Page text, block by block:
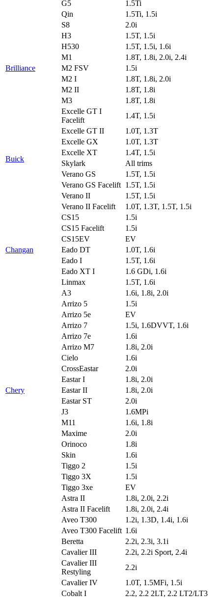
G5
1.5Ti
Qin
1.5Ti, 1.5i
S8
2.0i
Brilliance
H3
1.5T, 1.5i
H530
1.5T, 1.5i, 1.6i
M1
1.8T, 1.8i, 2.0i, 2.4i
M2 FSV
1.5i
M2 I
1.8T, 1.8i, 2.0i
M2 II
1.8T, 1.8i
M3
1.8T, 1.8i
Buick
Excelle GT I
Facelift
1.4T, 1.5i
Excelle GT II
1.0T, 1.3T
Excelle GX
1.0T, 1.3T
Excelle XT
1.4T, 1.5i
Skylark
All trims
Verano GS
1.5T, 1.5i
Verano GS Facelift 1.5T, 1.5i
Verano II
1.5T, 1.5i
Verano II Facelift
1.0T, 1.3T, 1.5T, 1.5i
Changan
CS15
1.5i
CS15 Facelift
1.5i
CS15EV
EV
Eado DT
1.0T, 1.6i
Eado I
1.5T, 1.6i
Eado XT I
1.6 GDi, 1.6i
Linmax
1.5T, 1.6i
Chery
A3
1.6i, 1.8i, 2.0i
Arrizo 5
1.5i
Arrizo 5e
EV
Arrizo 7
1.5i, 1.6DVVT, 1.6i
Arrizo 7e
1.6i
Arrizo M7
1.8i, 2.0i
Cielo
1.6i
CrossEastar
2.0i
Eastar I
1.8i, 2.0i
Eastar II
1.8i, 2.0i
Eastar ST
2.0i
J3
1.6MPi
M11
1.6i, 1.8i
Maxime
2.0i
Orinoco
1.8i
Skin
1.6i
Tiggo 2
1.5i
Tiggo 3X
1.5i
Tiggo 3xe
EV
Astra II
1.8i, 2.0i, 2.2i
Astra II Facelift
1.8i, 2.0i, 2.4i
Aveo T300
1.2i, 1.3D, 1.4i, 1.6i
Aveo T300 Facelift 1.6i
Beretta
2.2i, 2.3i, 3.1i
Cavalier III
2.2i, 2.2i Sport, 2.4i
Cavalier III
Restyling
2.2i
Cavalier IV
1.0T, 1.5MFi, 1.5i
Cobalt I
2.2, 2.2 2LT, 2.2 LT2/LT3